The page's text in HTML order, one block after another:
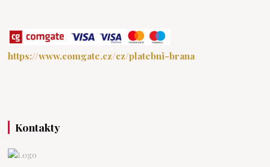
https://www.comgate.cz/cz/platebni-brana
Kontakty